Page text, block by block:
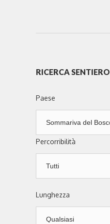
RICERCA SENTIERO
Paese
Percorribilità
Lunghezza